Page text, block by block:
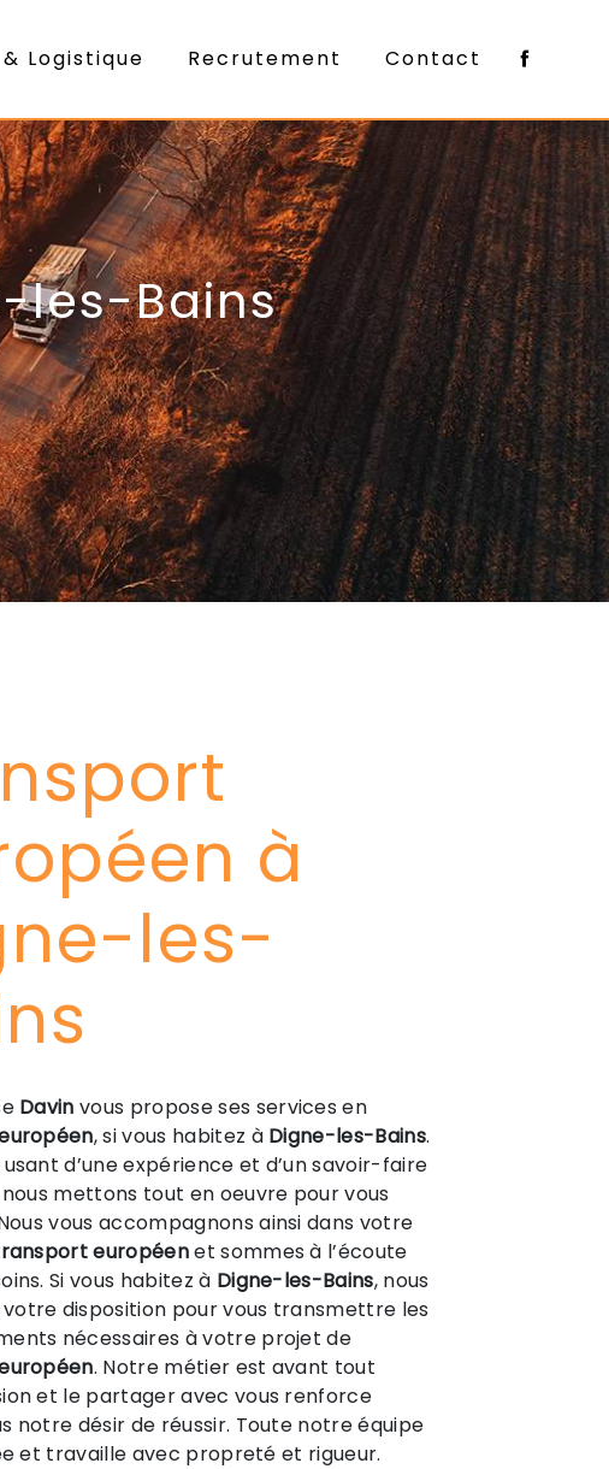
Logistique Recrutement Contact
les-Bains
à
les-
Davin vous propose ses services en
, si vous habitez à Digne-les-Bains.
d’une expérience et d’un savoir-faire
mettons tout en oeuvre pour vous
vous accompagnons ainsi dans votre
européenet sommes à l’écoute
Si vous habitez à Digne-les-Bains, nous
disposition pour vous transmettre les
nécessaires à votre projet de
. Notre métier est avant tout
et le partager avec vous renforce
notre désir de réussir. Toute notre équipe
et travaille avec propreté et rigueur.